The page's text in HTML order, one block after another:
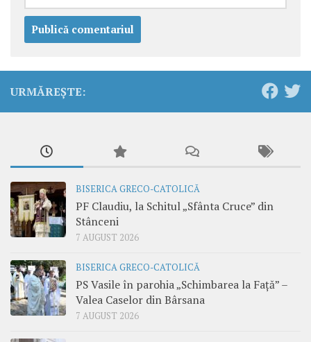
URMĂREȘTE:
BISERICA GRECO-CATOLICĂ
PF Claudiu, la Schitul „Sfânta Cruce” din
Stânceni
7 AUGUST 2026
BISERICA GRECO-CATOLICĂ
PS Vasile în parohia „Schimbarea la Față” –
Valea Caselor din Bârsana
7 AUGUST 2026